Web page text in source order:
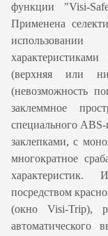
функции "Visi-Safe и Visi-Trip" от
Применена
(верхняя или
(невозможность
заклеммное
специального
заклепками, с
многократное срабатывание автомата без изменения его
характеристик.
посредством
(окно Visi-Trip),
автоматического